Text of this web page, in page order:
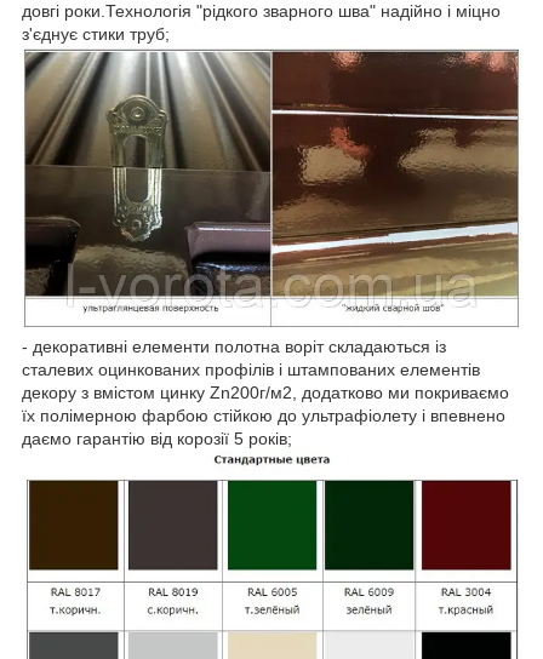
довгі роки.Технологія "рідкого зварного шва" надійно і міцно
з'єднує стики труб;
- декоративні елементи полотна воріт складаються із
сталевих оцинкованих профілів і штампованих елементів
декору з вмістом цинку Zn200г/м2, додатково ми покриваємо
їх полімерною фарбою стійкою до ультрафіолету і впевнено
даємо гарантію від корозії 5 років;